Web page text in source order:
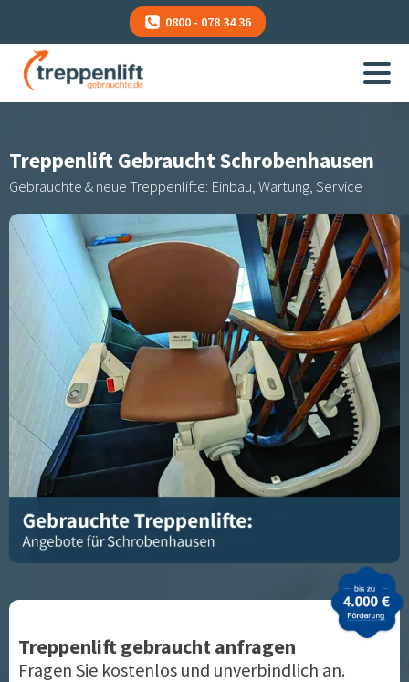
0800 - 078 34 36
Treppenlift GebrauchtSchrobenhausen
Gebrauchte & neue Treppenlifte: Einbau, Wartung, Service
Treppenlift gebraucht anfragen
Fragen Sie kostenlos und unverbindlich an.